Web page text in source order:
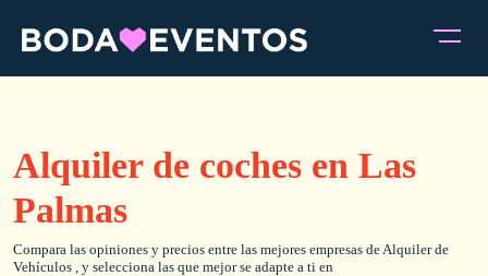
Alquiler de coches en Las
Palmas
Compara las opiniones y precios entre las mejores empresas de Alquiler de
Vehículos , y selecciona las que mejor se adapte a ti en